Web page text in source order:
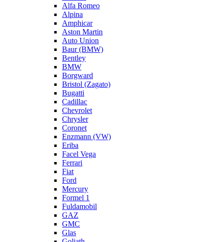
Alfa Romeo
Alpina
Amphicar
Aston Martin
Auto Union
Baur (BMW)
Bentley
BMW
Borgward
Bristol (Zagato)
Bugatti
Cadillac
Chevrolet
Chrysler
Coronet
Enzmann (VW)
Eriba
Facel Vega
Ferrari
Fiat
Ford
Mercury
Formel 1
Fuldamobil
GAZ
GMC
Glas